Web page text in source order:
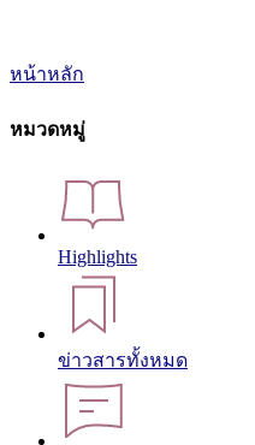
หน้าหลัก
หมวดหมู่
Highlights
ข่าวสารทั้งหมด